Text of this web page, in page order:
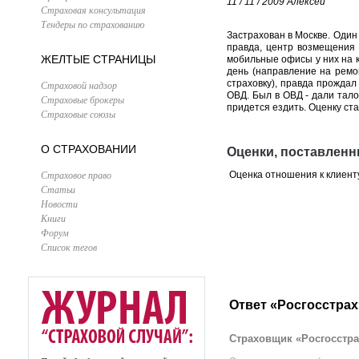
Страховая консультация
Тендеры по страхованию
ЖЕЛТЫЕ СТРАНИЦЫ
Страховой надзор
Страховые брокеры
Страховые союзы
О СТРАХОВАНИИ
Страховое право
Статьи
Новости
Книги
Форум
Список тегов
Застрахован в Москве.
правда, центр возмещения
мобильные офисы у них на
день (направление на
страховку), правда
ОВД. Был в ОВД - дали
придется ездить. Оценку
Оценки,
Оценка отношения к
Ответ
Страховщик